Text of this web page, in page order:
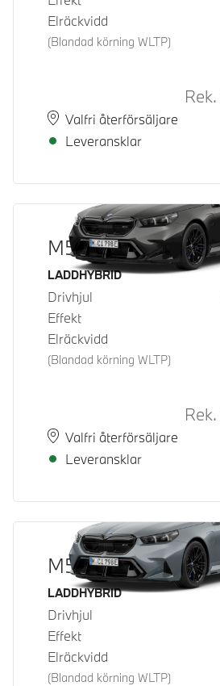
Elräckvidd
(Blandad körning WLTP)
PlatsValfri återförsäljare
Leveranstid
Leveransklar
Rek.
M5 Sedan
Bränsle
LADDHYBRID
Drivhjul
Effekt
Elräckvidd
(Blandad körning WLTP)
PlatsValfri återförsäljare
Leveranstid
Leveransklar
Rek.
M5 Sedan
Bränsle
LADDHYBRID
Drivhjul
Effekt
Elräckvidd
(Blandad körning WLTP)